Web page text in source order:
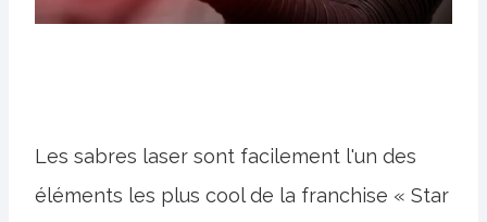
Les sabres laser sont facilement l'un des
éléments les plus cool de la franchise « Star